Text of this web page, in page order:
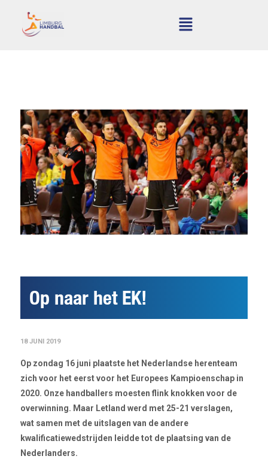
Op naar het EK!
18 JUNI 2019
Op zondag 16 juni plaatste het Nederlandse herenteam
zich voor het eerst voor het Europees Kampioenschap in
2020. Onze handballers moesten flink knokken voor de
overwinning. Maar Letland werd met 25-21 verslagen,
wat samen met de uitslagen van de andere
kwalificatiewedstrijden leidde tot de plaatsing van de
Nederlanders.